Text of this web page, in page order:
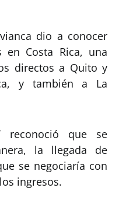
dio a conocer
en Costa Rica, una
directos a Quito y
y también a La
reconoció que se
la llegada de
se negociaría con
ingresos.